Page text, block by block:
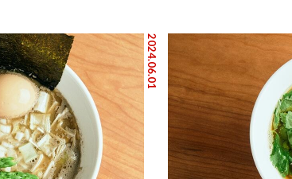
2024.06.01